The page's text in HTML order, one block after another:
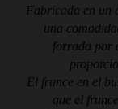
Fabricada en un
una
forrada por
El frunce en el
que el